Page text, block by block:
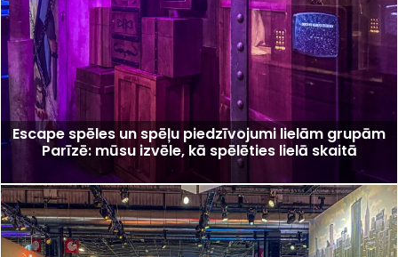
Escape spēles un spēļu piedzīvojumi lielām grupām
Parīzē: mūsu izvēle, kā spēlēties lielā skaitā